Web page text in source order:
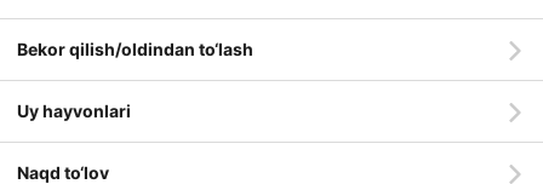
Bekor qilish/oldindan to‘lash
Uy hayvonlari
Naqd to‘lov